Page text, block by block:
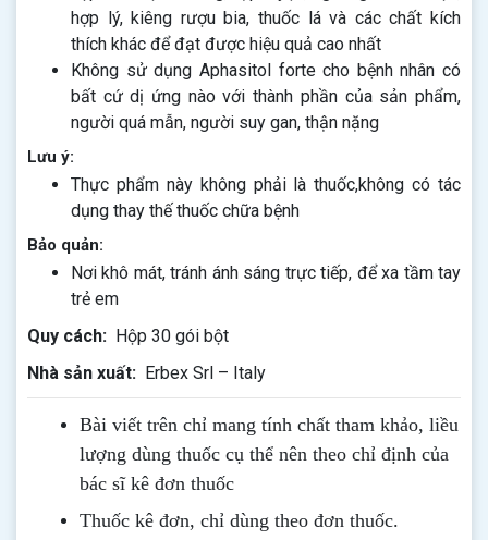
hợp lý, kiêng rượu bia, thuốc lá và các chất kích
thích khác để đạt được hiệu quả cao nhất
Không sử dụng Aphasitol forte cho bệnh nhân có
bất cứ dị ứng nào với thành phần của sản phẩm,
người quá mẫn, người suy gan, thận nặng
Lưu ý:
Thực phẩm này không phải là thuốc,không có tác
dụng thay thế thuốc chữa bệnh
Bảo quản:
Nơi khô mát, tránh ánh sáng trực tiếp, để xa tầm tay
trẻ em
Quy cách: Hộp 30 gói bột
Nhà sản xuất: Erbex Srl – Italy
Bài viết trên chỉ mang tính chất tham khảo, liều
lượng dùng thuốc cụ thể nên theo chỉ định của
bác sĩ kê đơn thuốc
Thuốc kê đơn, chỉ dùng theo đơn thuốc.